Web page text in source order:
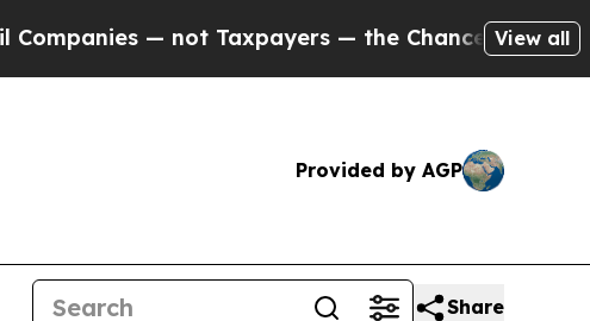
not Taxpayers — the Chance to Cash in onView all
Provided by AGP
Share